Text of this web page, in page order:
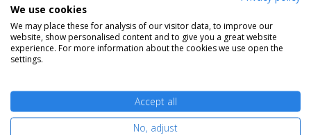
Rendelésre
Ingyenes szállítás
Nem rendelhető
We use cookies
We may place these for analysis of our visitor data, to improve our
website, show personalised content and to give you a great website
experience. For more information about the cookies we use open the
settings.
Accept all
No, adjust